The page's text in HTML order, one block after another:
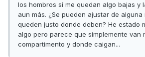
los hombros sí me quedan algo bajas y
aun más. ¿Se pueden ajustar de
queden justo donde deben? He estado
algo pero parece que simplemente van
compartimento y donde caigan...